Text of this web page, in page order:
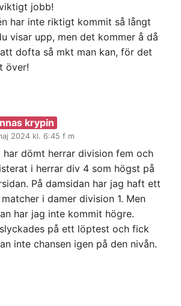
jobb!
har inte riktigt kommit så långt
visar upp, men det kommer å då
dofta så mkt man kan, för det
över!
krypin
2024 kl. 6:45 f m
har dömt herrar division fem och
i herrar div 4 som högst på
På damsidan har jag haft ett
i damer division 1. Men
har jag inte kommit högre.
på ett löptest och fick
inte chansen igen på den nivån.